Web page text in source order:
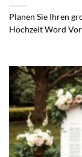
Planen Sie Ihren
Hochzeit Word